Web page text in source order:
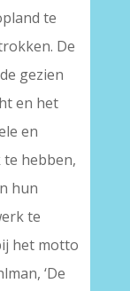
te
De
gezien
en het
en
hebben,
hun
te
het motto
‘De